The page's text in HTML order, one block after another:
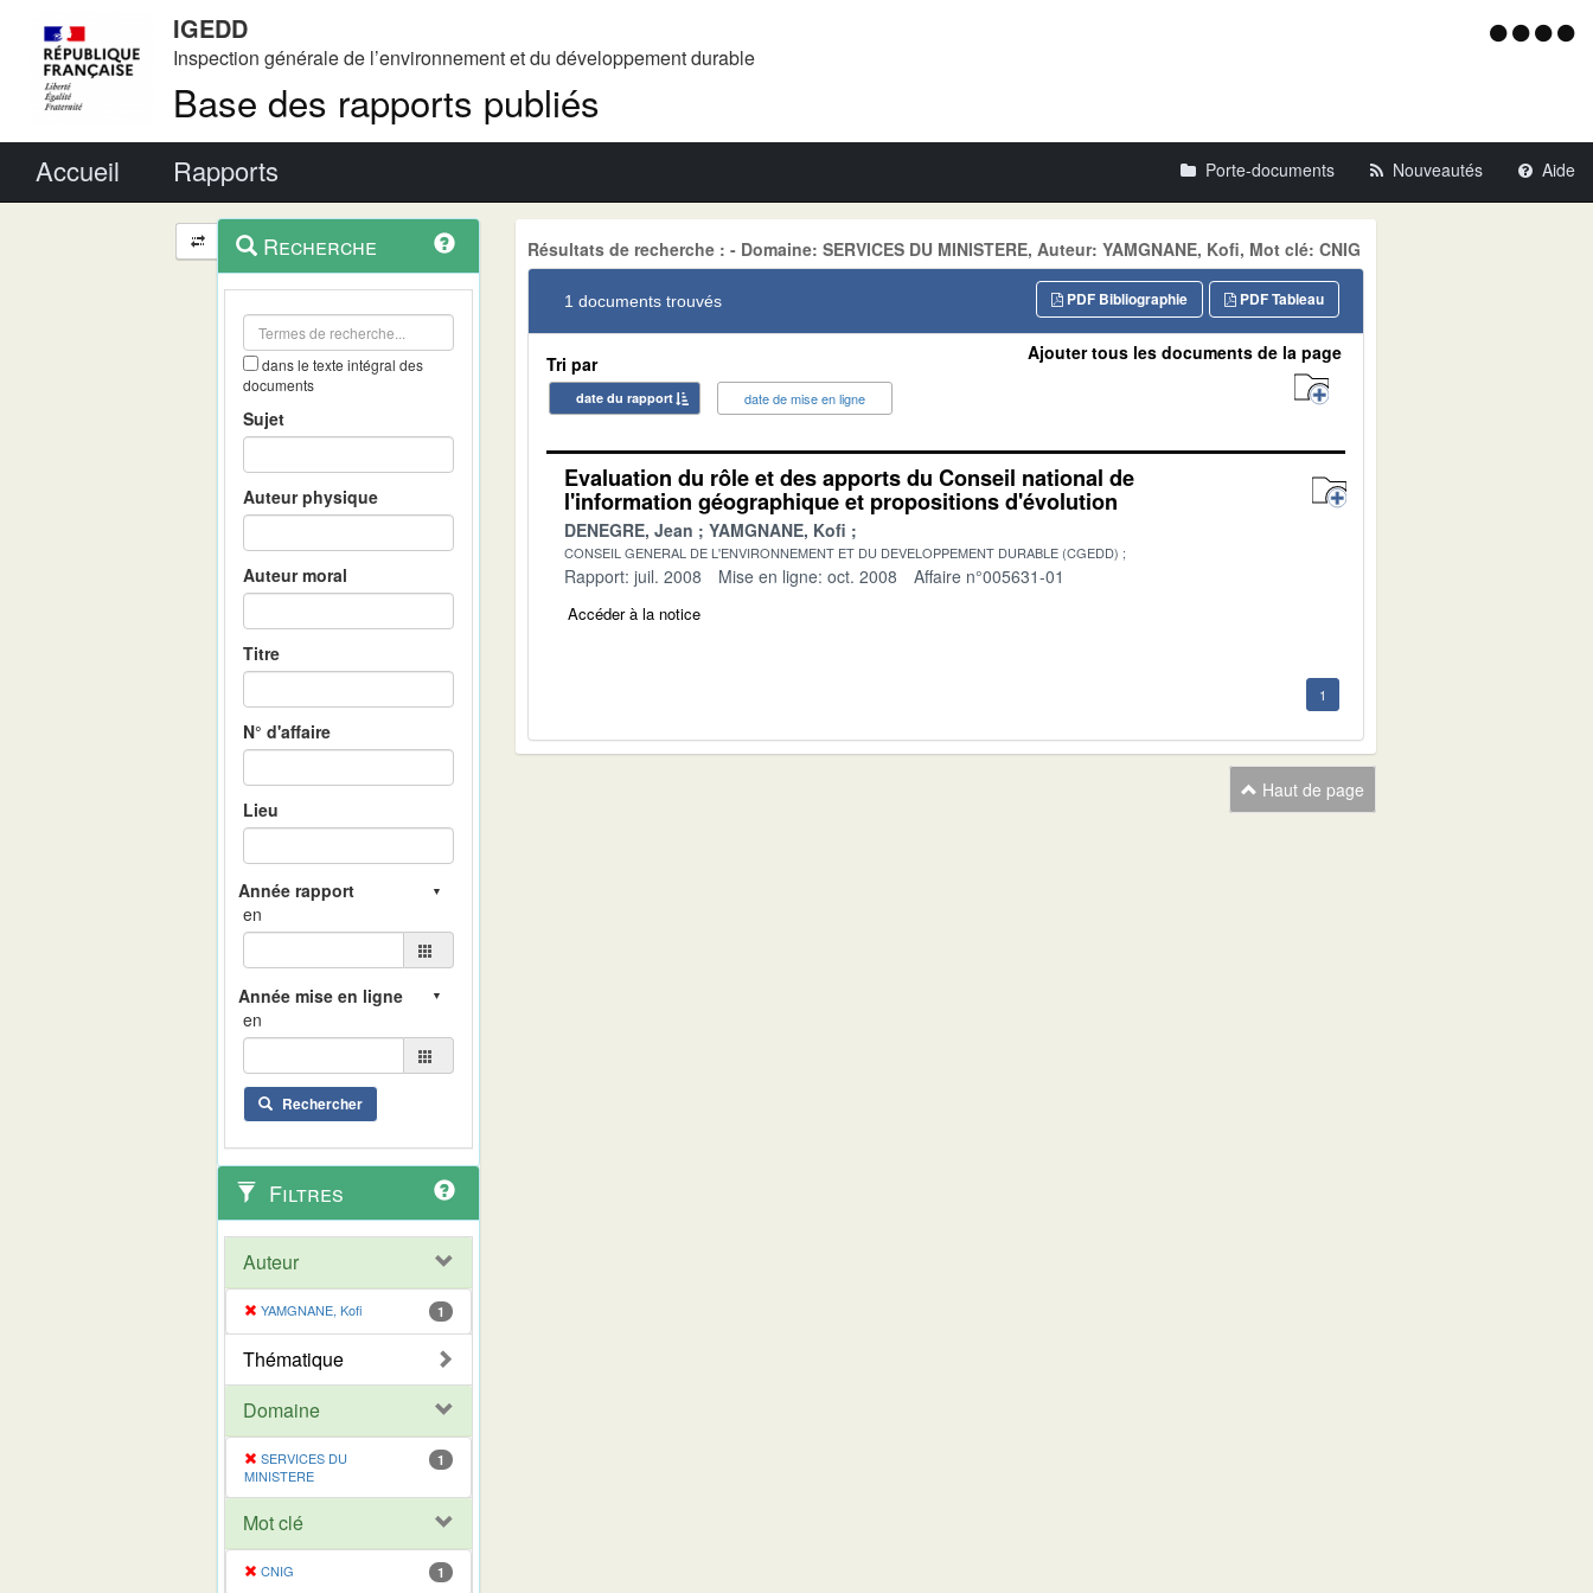
IGEDD
Inspection générale de l’environnement et du développement durable
Base des rapports publiés
Menu
Accueil Rapports Porte-documents Nouveautés Aide
Navigation
et
outils
contextuel
Recherche
dans le texte intégral des
documents
Sujet
Auteur physique
Auteur moral
Titre
N° d'affaire
Lieu
en
en
Rechercher
Filtres
Auteur
YAMGNANE, Kofi 1
Thématique
Domaine
SERVICES DU
MINISTERE
1
Mot clé
CNIG 1
Résultats de recherche : - Domaine: SERVICES DU MINISTERE, Auteur: YAMGNANE, Kofi, Mot clé: CNIG
1 documents trouvés PDF Tableau
PDF Bibliographie
Tri par
date du rapport date de mise en ligne
Ajouter tous les documents de la page
Evaluation du rôle et des apports du Conseil national de
l'information géographique et propositions d'évolution
DENEGRE, Jean YAMGNANE, Kofi
CONSEIL GENERAL DE L'ENVIRONNEMENT ET DU DEVELOPPEMENT DURABLE (CGEDD)
Rapport: juil. 2008 Mise en ligne: oct. 2008 Affaire n°005631-01
Accéder à la notice
1
Haut de page